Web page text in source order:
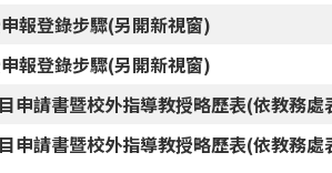
報登錄步驟(另開新視窗)
報登錄步驟(另開新視窗)
申請書暨校外指導教授略歷表(依教務
申請書暨校外指導教授略歷表(依教務